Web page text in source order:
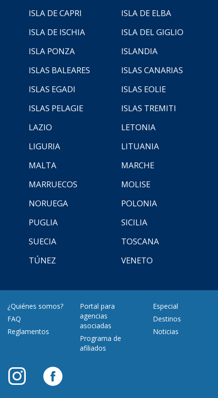
ISLA DE CAPRI
ISLA DE ELBA
ISLA DE ISCHIA
ISLA DEL GIGLIO
ISLA PONZA
ISLANDIA
ISLAS BALEARES
ISLAS CANARIAS
ISLAS EGADI
ISLAS EOLIE
ISLAS PELAGIE
ISLAS TREMITI
LAZIO
LETONIA
LIGURIA
LITUANIA
MALTA
MARCHE
MARRUECOS
MOLISE
NORUEGA
POLONIA
PUGLIA
SICILIA
SUECIA
TOSCANA
TÚNEZ
VENETO
¿Quiénes somos?
FAQ
Reglamentos
Portal para
agencias
asociadas
Programa de
afiliados
Especial
Destinos
Noticias